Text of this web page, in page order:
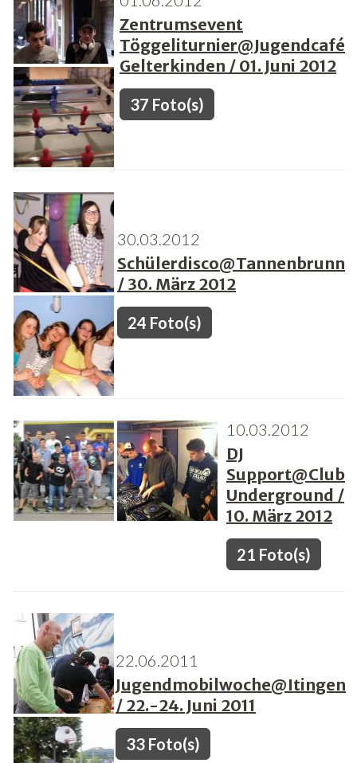
Zentrumsevent
Töggeliturnier@Jugendcafé
Gelterkinden / 01. Juni 2012
37 Foto(s)
30.03.2012
Schülerdisco@Tannenbrunn
/ 30. März 2012
24 Foto(s)
10.03.2012
DJ
Support@Club
Underground /
10. März 2012
21 Foto(s)
22.06.2011
Jugendmobilwoche@Itingen
/ 22.-24. Juni 2011
33 Foto(s)